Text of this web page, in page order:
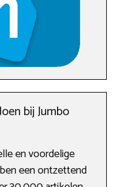
bij Jumbo
en voordelige
een ontzettend